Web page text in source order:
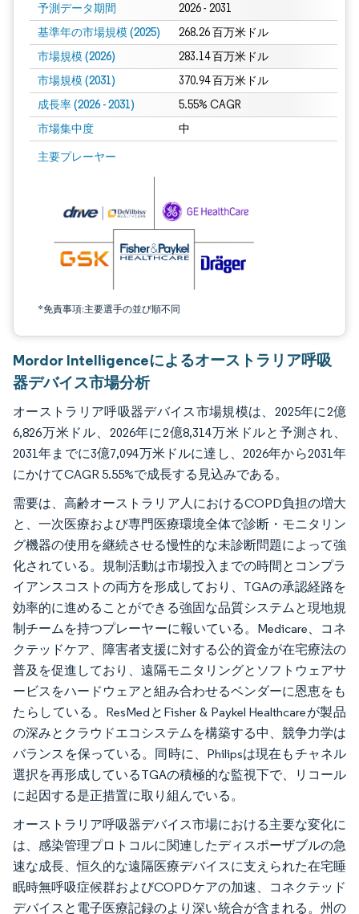
予測データ期間 2026 - 2031
基準年の市場規模 (2025) 268.26 百万米ドル
市場規模 (2026) 283.14 百万米ドル
市場規模 (2031) 370.94 百万米ドル
成長率 (2026 - 2031) 5.55% CAGR
市場集中度 中
主要プレーヤー
*免責事項:主要選手の並び順不同
画像 © Mordor Intelligence。再利用にはCC BY 4.0の表示が必要です。
Mordor Intelligenceによるオーストラリア呼吸
器デバイス市場分析
オーストラリア呼吸器デバイス市場規模は、2025年に2億
6,826万米ドル、2026年に2億8,314万米ドルと予測され、
2031年までに3億7,094万米ドルに達し、2026年から2031年
にかけてCAGR 5.55%で成長する見込みである。
需要は、高齢オーストラリア人におけるCOPD負担の増大
と、一次医療および専門医療環境全体で診断・モニタリン
グ機器の使用を継続させる慢性的な未診断問題によって強
化されている。規制活動は市場投入までの時間とコンプラ
イアンスコストの両方を形成しており、TGAの承認経路を
効率的に進めることができる強固な品質システムと現地規
制チームを持つプレーヤーに報いている。Medicare、コネ
クテッドケア、障害者支援に対する公的資金が在宅療法の
普及を促進しており、遠隔モニタリングとソフトウェアサ
ービスをハードウェアと組み合わせるベンダーに恩恵をも
たらしている。ResMedとFisher & Paykel Healthcareが製品
の深みとクラウドエコシステムを構築する中、競争力学は
バランスを保っている。同時に、Philipsは現在もチャネル
選択を再形成しているTGAの積極的な監視下で、リコール
に起因する是正措置に取り組んでいる。
オーストラリア呼吸器デバイス市場における主要な変化に
は、感染管理プロトコルに関連したディスポーザブルの急
速な成長、恒久的な遠隔医療デバイスに支えられた在宅睡
眠時無呼吸症候群およびCOPDケアの加速、コネクテッド
デバイスと電子医療記録のより深い統合が含まれる。州の